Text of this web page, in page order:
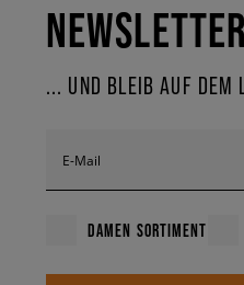
NEWSLETTER
... UND BLEIB AUF DEM
E-Mail
DAMEN SORTIMENT